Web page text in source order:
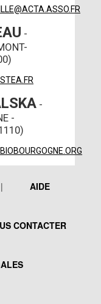
-
-
-
AIDE
CONTACTER